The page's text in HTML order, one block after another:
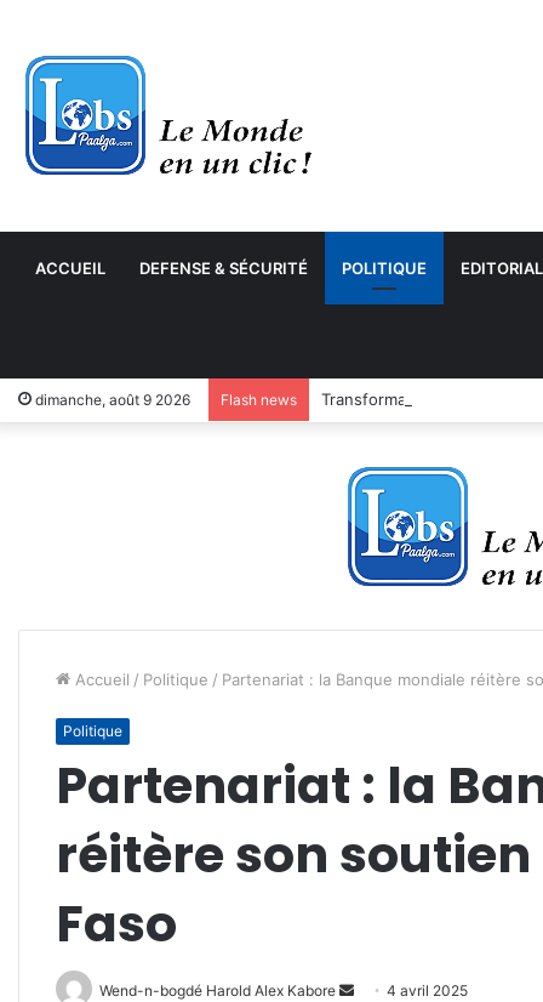
ACCUEIL DEFENSE & SÉCURITÉ POLITIQUE EDITORIAL
dimanche, août 9 2026 Flash news Transformation numérique :
Accueil / Politique / Partenariat : la Banque mondiale réitère
Politique
Partenariat : la
réitère son
Faso
Wend-n-bogdé Harold Alex Kabore
Envoyer4 avril 2025